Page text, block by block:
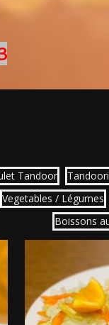
Tandoor
Vegetables / Légumes
Boissons